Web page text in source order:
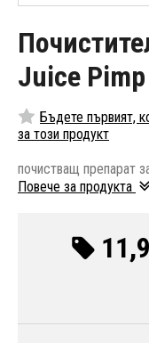
Juice
Бъдете първият,
за този продукт
почистващ препарат
Повече за продукта